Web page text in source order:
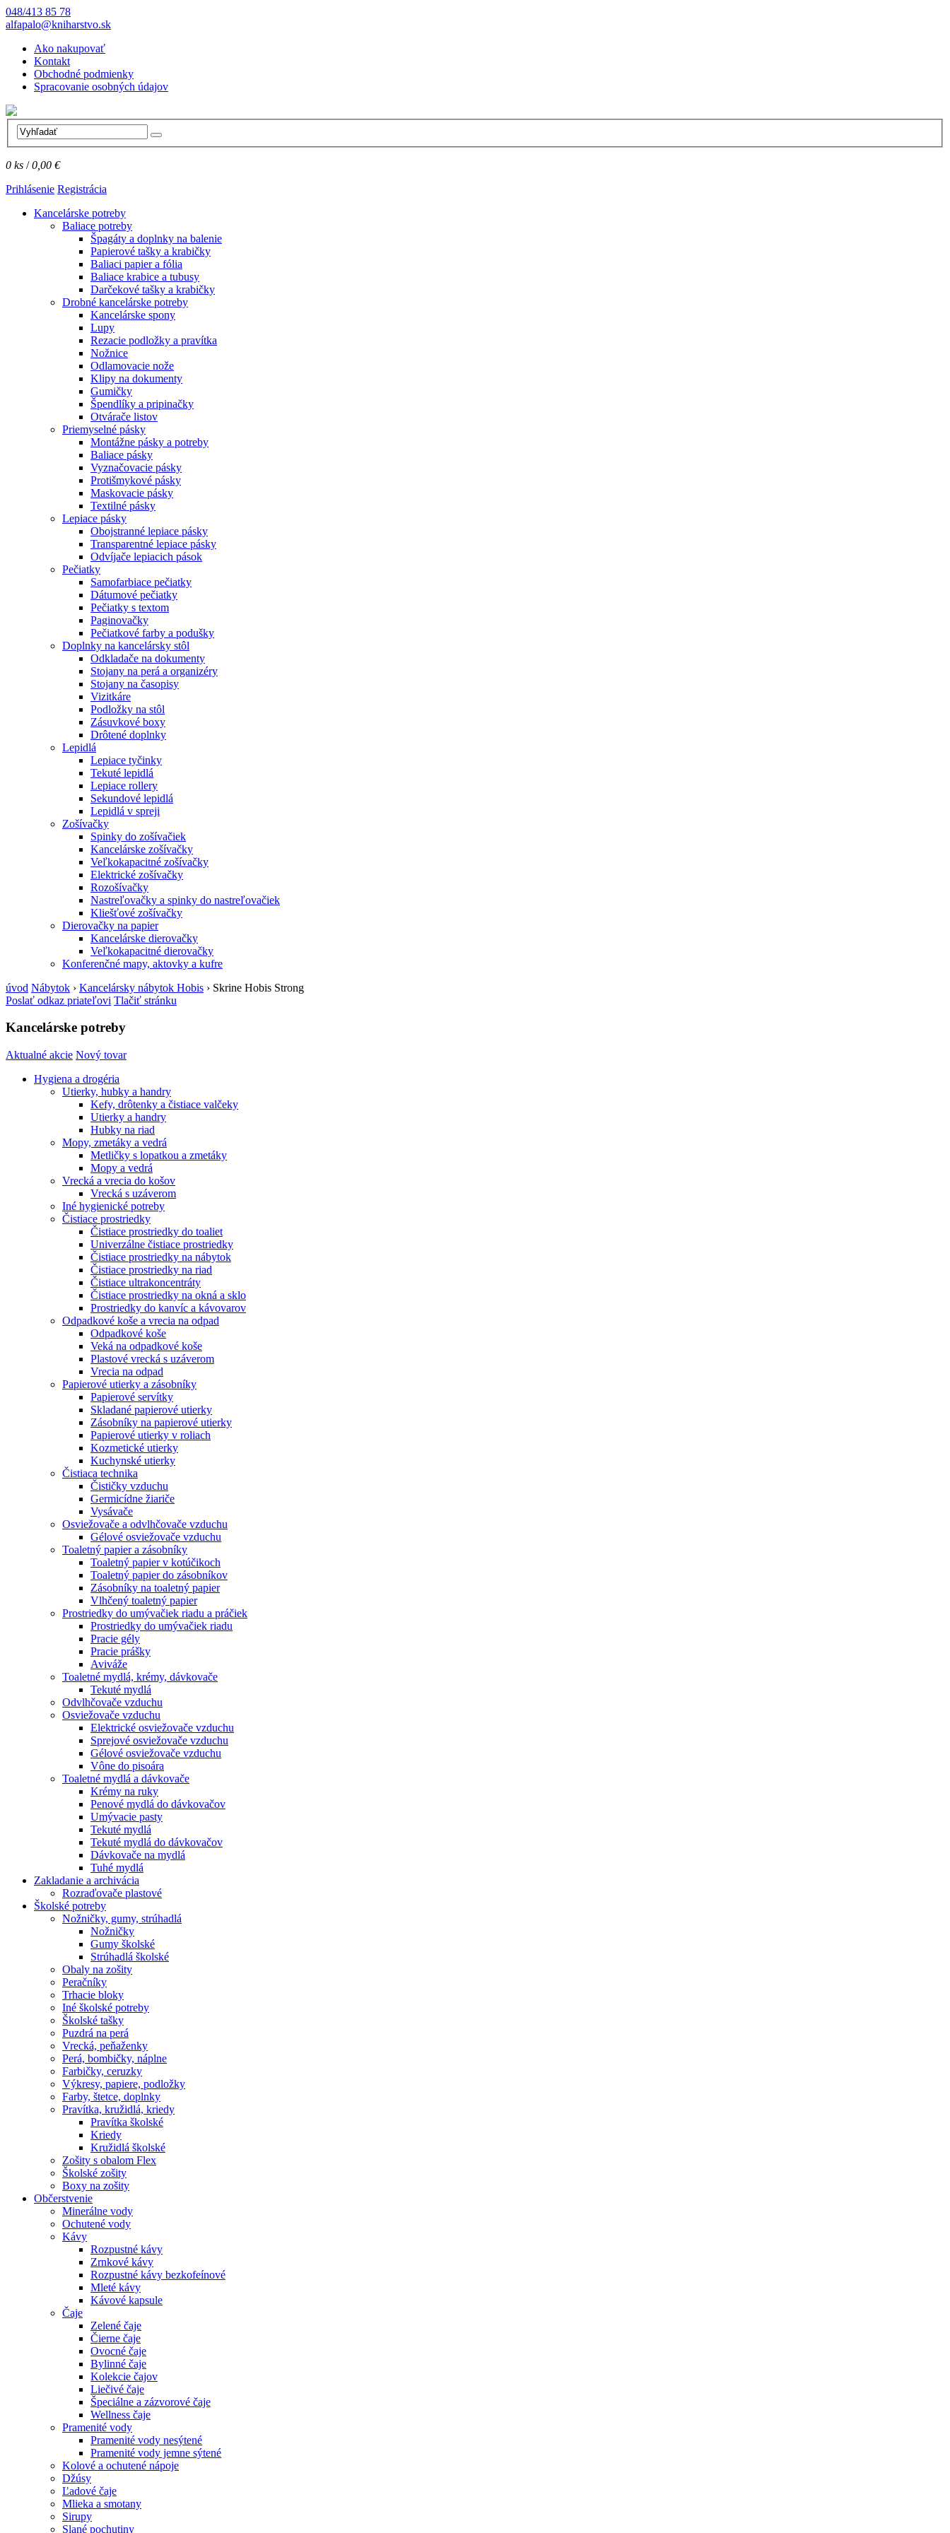
048/413 85 78
alfapalo@kniharstvo.sk
Ako nakupovať
Kontakt
Obchodné podmienky
Spracovanie osobných údajov
0 ks /0,00 €
Prihlásenie Registrácia
Kancelárske potreby
Baliace potreby
Špagáty a doplnky na balenie
Papierové tašky a krabičky
Baliaci papier a fólia
Baliace krabice a tubusy
Darčekové tašky a krabičky
Drobné kancelárske potreby
Kancelárske spony
Lupy
Rezacie podložky a pravítka
Nožnice
Odlamovacie nože
Klipy na dokumenty
Gumičky
Špendlíky a pripinačky
Otvárače listov
Priemyselné pásky
Montážne pásky a potreby
Baliace pásky
Vyznačovacie pásky
Protišmykové pásky
Maskovacie pásky
Textilné pásky
Lepiace pásky
Obojstranné lepiace pásky
Transparentné lepiace pásky
Odvíjače lepiacich pások
Pečiatky
Samofarbiace pečiatky
Dátumové pečiatky
Pečiatky s textom
Paginovačky
Pečiatkové farby a podušky
Doplnky na kancelársky stôl
Odkladače na dokumenty
Stojany na perá a organizéry
Stojany na časopisy
Vizitkáre
Podložky na stôl
Zásuvkové boxy
Drôtené doplnky
Lepidlá
Lepiace tyčinky
Tekuté lepidlá
Lepiace rollery
Sekundové lepidlá
Lepidlá v spreji
Zošívačky
Spinky do zošívačiek
Kancelárske zošívačky
Veľkokapacitné zošívačky
Elektrické zošívačky
Rozošívačky
Nastreľovačky a spinky do nastreľovačiek
Kliešťové zošívačky
Dierovačky na papier
Kancelárske dierovačky
Veľkokapacitné dierovačky
Konferenčné mapy, aktovky a kufre
úvod Nábytok › Kancelársky nábytok Hobis › Skrine Hobis Strong
Poslať odkaz priateľovi Tlačiť stránku
Kancelárske potreby
Aktualné akcie Nový tovar
Hygiena a drogéria
Utierky, hubky a handry
Kefy, drôtenky a čistiace valčeky
Utierky a handry
Hubky na riad
Mopy, zmetáky a vedrá
Metličky s lopatkou a zmetáky
Mopy a vedrá
Vrecká a vrecia do košov
Vrecká s uzáverom
Iné hygienické potreby
Čistiace prostriedky
Čistiace prostriedky do toaliet
Univerzálne čistiace prostriedky
Čistiace prostriedky na nábytok
Čistiace prostriedky na riad
Čistiace ultrakoncentráty
Čistiace prostriedky na okná a sklo
Prostriedky do kanvíc a kávovarov
Odpadkové koše a vrecia na odpad
Odpadkové koše
Veká na odpadkové koše
Plastové vrecká s uzáverom
Vrecia na odpad
Papierové utierky a zásobníky
Papierové servítky
Skladané papierové utierky
Zásobníky na papierové utierky
Papierové utierky v roliach
Kozmetické utierky
Kuchynské utierky
Čistiaca technika
Čističky vzduchu
Germicídne žiariče
Vysávače
Osviežovače a odvlhčovače vzduchu
Gélové osviežovače vzduchu
Toaletný papier a zásobníky
Toaletný papier v kotúčikoch
Toaletný papier do zásobníkov
Zásobníky na toaletný papier
Vlhčený toaletný papier
Prostriedky do umývačiek riadu a práčiek
Prostriedky do umývačiek riadu
Pracie gély
Pracie prášky
Aviváže
Toaletné mydlá, krémy, dávkovače
Tekuté mydlá
Odvlhčovače vzduchu
Osviežovače vzduchu
Elektrické osviežovače vzduchu
Sprejové osviežovače vzduchu
Gélové osviežovače vzduchu
Vône do pisoára
Toaletné mydlá a dávkovače
Krémy na ruky
Penové mydlá do dávkovačov
Umývacie pasty
Tekuté mydlá
Tekuté mydlá do dávkovačov
Dávkovače na mydlá
Tuhé mydlá
Zakladanie a archivácia
Rozraďovače plastové
Školské potreby
Nožničky, gumy, strúhadlá
Nožničky
Gumy školské
Strúhadlá školské
Obaly na zošity
Peračníky
Trhacie bloky
Iné školské potreby
Školské tašky
Puzdrá na perá
Vrecká, peňaženky
Perá, bombičky, náplne
Farbičky, ceruzky
Výkresy, papiere, podložky
Farby, štetce, doplnky
Pravítka, kružidlá, kriedy
Pravítka školské
Kriedy
Kružidlá školské
Zošity s obalom Flex
Školské zošity
Boxy na zošity
Občerstvenie
Minerálne vody
Ochutené vody
Kávy
Rozpustné kávy
Zrnkové kávy
Rozpustné kávy bezkofeínové
Mleté kávy
Kávové kapsule
Čaje
Zelené čaje
Čierne čaje
Ovocné čaje
Bylinné čaje
Kolekcie čajov
Liečivé čaje
Špeciálne a zázvorové čaje
Wellness čaje
Pramenité vody
Pramenité vody nesýtené
Pramenité vody jemne sýtené
Kolové a ochutené nápoje
Džúsy
Ľadové čaje
Mlieka a smotany
Sirupy
Slané pochutiny